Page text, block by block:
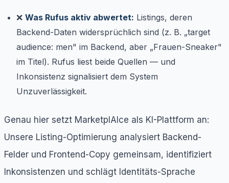
❌ Was Rufus aktiv abwertet: Listings, deren
Backend-Daten widersprüchlich sind (z. B. „target
audience: men" im Backend, aber „Frauen-Sneaker"
im Titel). Rufus liest beide Quellen — und
Inkonsistenz signalisiert dem System
Unzuverlässigkeit.
Genau hier setzt MarketplAIce als KI-Plattform an:
Unsere Listing-Optimierung analysiert Backend-
Felder und Frontend-Copy gemeinsam, identifiziert
Inkonsistenzen und schlägt Identitäts-Sprache